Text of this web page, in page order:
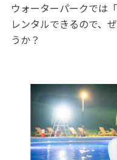
ウォーターパークでは
レンタルできるので、
うか？